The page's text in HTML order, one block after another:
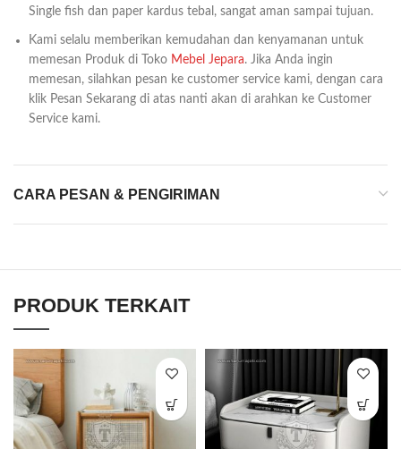
Single fish dan paper kardus tebal, sangat aman sampai tujuan.
Kami selalu memberikan kemudahan dan kenyamanan untuk
memesan Produk di Toko Mebel Jepara. Jika Anda ingin
memesan, silahkan pesan ke customer service kami, dengan cara
klik Pesan Sekarang di atas nanti akan di arahkan ke Customer
Service kami.
CARA PESAN & PENGIRIMAN
PRODUK TERKAIT